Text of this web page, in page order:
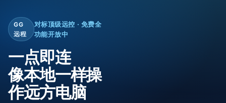
GG
远程
对标顶级远控 · 免费全
功能开放中
一点即连
像本地一样操
作远方电脑